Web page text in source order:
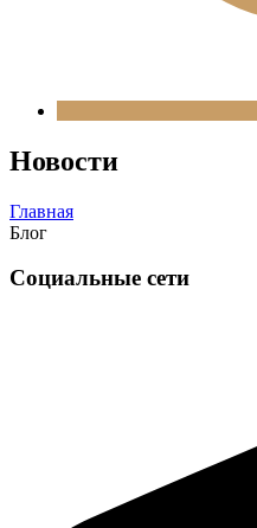
Новости
Главная
Блог
Социальные сети